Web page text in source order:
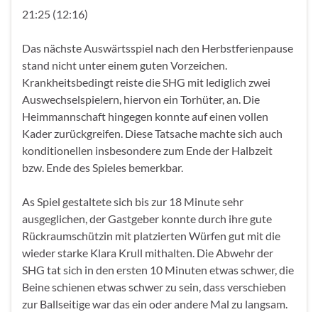
21:25 (12:16)
Das nächste Auswärtsspiel nach den Herbstferienpause
stand nicht unter einem guten Vorzeichen.
Krankheitsbedingt reiste die SHG mit lediglich zwei
Auswechselspielern, hiervon ein Torhüter, an. Die
Heimmannschaft hingegen konnte auf einen vollen
Kader zurückgreifen. Diese Tatsache machte sich auch
konditionellen insbesondere zum Ende der Halbzeit
bzw. Ende des Spieles bemerkbar.
As Spiel gestaltete sich bis zur 18 Minute sehr
ausgeglichen, der Gastgeber konnte durch ihre gute
Rückraumschützin mit platzierten Würfen gut mit die
wieder starke Klara Krull mithalten. Die Abwehr der
SHG tat sich in den ersten 10 Minuten etwas schwer, die
Beine schienen etwas schwer zu sein, dass verschieben
zur Ballseitige war das ein oder andere Mal zu langsam.